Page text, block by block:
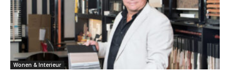
Wonen & Interieur